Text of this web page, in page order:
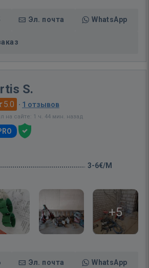
Эл. почта WhatsApp
S.
5.0 · 1 отзывов
на сайте: 1 ч. 44 мин. назад
3-6€/M
+5
Эл. почта WhatsApp